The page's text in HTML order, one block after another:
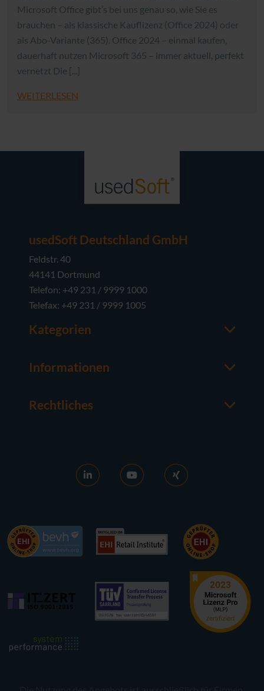
Microsoft Office gibt’s bei uns genau so, wie Sie es
brauchen – als klassische Kauflizenz (Office 2024) oder
als Abo-Variante (365). Office 2024 – einmal kaufen,
dauerhaft nutzen Microsoft 365 – immer aktuell, perfekt
vernetzt Die [...]
WEITERLESEN
usedSoft Deutschland GmbH
Feldstr. 40
44141 Dortmund
Telefon: +49 231 / 9999 1000
Telefax: +49 231 / 9999 1005
Kategorien
M365
Hardware
Informationen
Über usedSoft
RDS aktivieren
Lizenzen verkaufen
Presse
Newsletter-Anmeldung
Rechtliches
Widerrufsrecht
Datenschutz